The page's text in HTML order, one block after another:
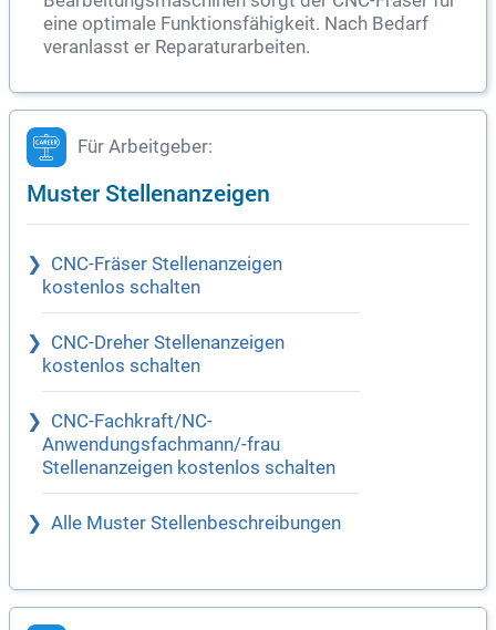
eine optimale Funktionsfähigkeit. Nach Bedarf
veranlasst er Reparaturarbeiten.
Für Arbeitgeber:
Muster Stellenanzeigen
CNC-Fräser Stellenanzeigen
kostenlos schalten
CNC-Dreher Stellenanzeigen
kostenlos schalten
CNC-Fachkraft/NC-
Anwendungsfachmann/-frau
Stellenanzeigen kostenlos schalten
Alle Muster Stellenbeschreibungen